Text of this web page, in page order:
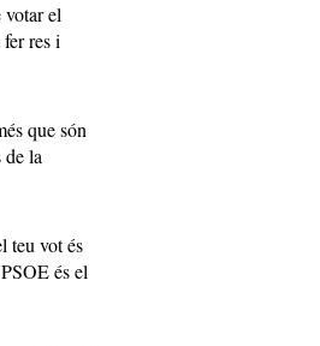
el
res i
que són
de la
teu vot és
és el